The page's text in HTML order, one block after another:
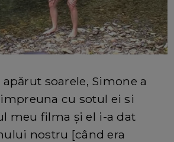
soarele, Simone a
cu sotul ei si
meu filma și el i-a dat
nostru [când era